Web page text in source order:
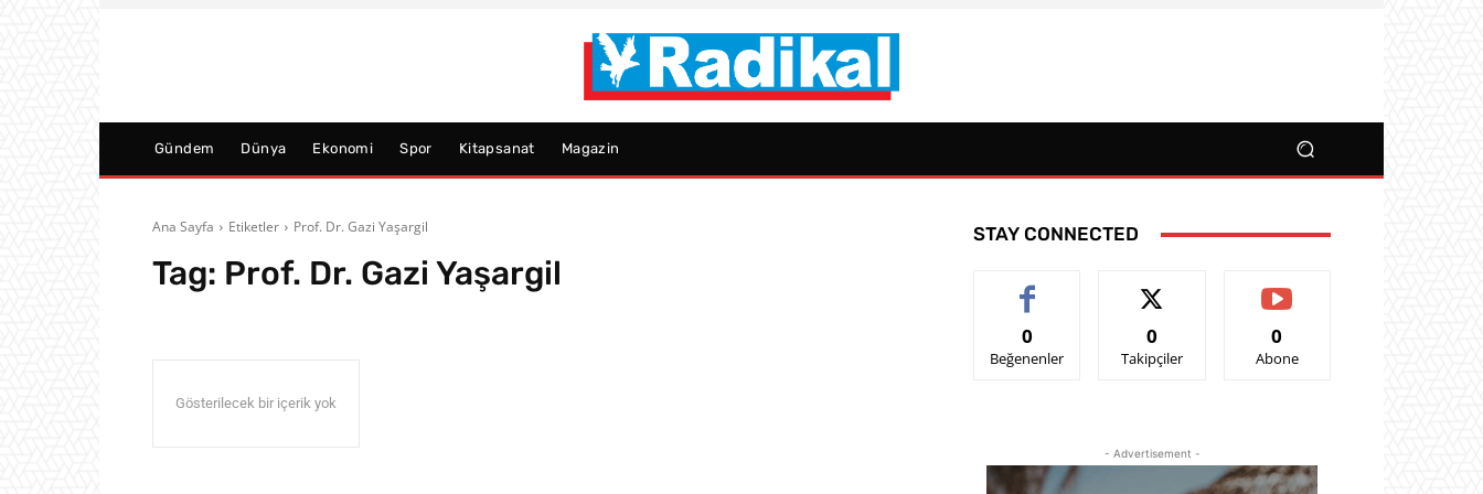
Gündem Dünya Ekonomi Spor Kitapsanat Magazin
Ana Sayfa Etiketler Prof. Dr. Gazi Yaşargil
Tag: Prof. Dr. Gazi Yaşargil
Gösterilecek bir içerik yok
STAY CONNECTED
0
Beğenenler
0
Takipçiler
0
Abone
- Advertisement -